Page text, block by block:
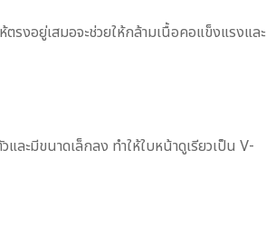
รงอยู่เสมอจะช่วยให้กล้ามเนื้อคอแข็งแรงและ
ละมีขนาดเล็กลง ทำให้ใบหน้าดูเรียวเป็น V-